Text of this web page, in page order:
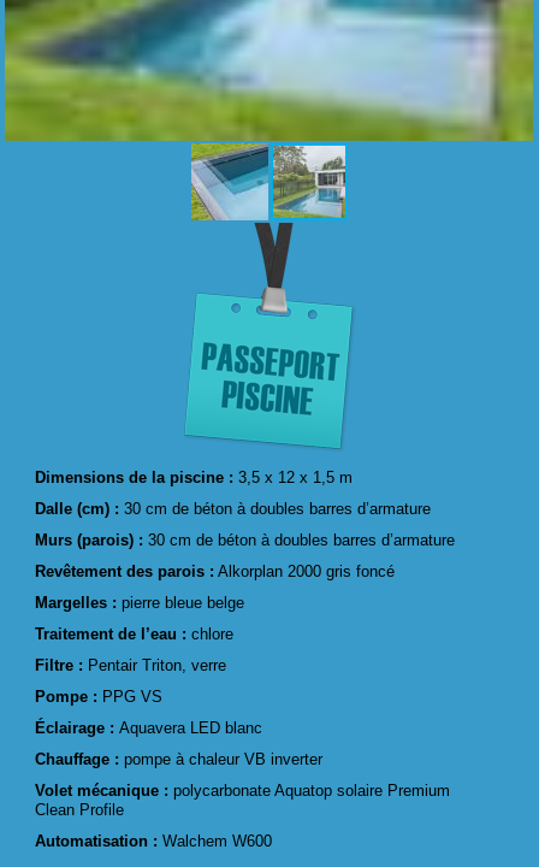
Dimensions de la piscine : 3,5 x 12 x 1,5 m
Dalle (cm) : 30 cm de béton à doubles barres d’armature
Murs (parois) :30 cm de béton à doubles barres d’armature
Revêtement des parois : Alkorplan 2000 gris foncé
Margelles : pierre bleue belge
Traitement de l’eau : chlore
Filtre : Pentair Triton, verre
Pompe : PPG VS
Éclairage :Aquavera LED blanc
Chauffage :pompe à chaleur VB inverter
Volet mécanique :polycarbonate Aquatop solaire Premium
Clean Profile
Automatisation : Walchem W600